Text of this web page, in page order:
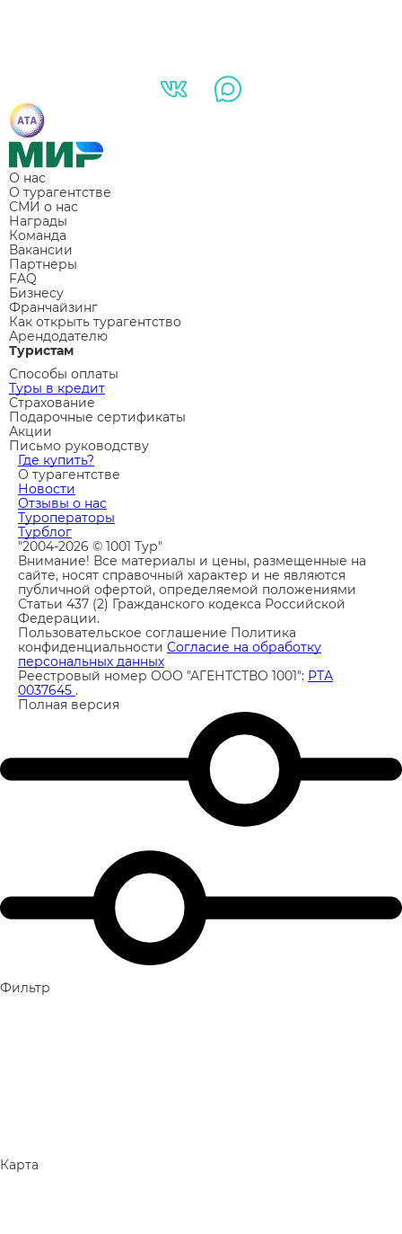
О нас
О турагентстве
СМИ о нас
Награды
Команда
Вакансии
Партнеры
FAQ
Бизнесу
Франчайзинг
Как открыть турагентство
Арендодателю
Туристам
Способы оплаты
Туры в кредит
Страхование
Подарочные сертификаты
Акции
Письмо руководству
Где купить?
О турагентстве
Новости
Отзывы о нас
Туроператоры
Турблог
"2004-2026 © 1001 Тур"
Внимание! Все материалы и цены, размещенные на
сайте, носят справочный характер и не являются
публичной офертой, определяемой положениями
Статьи 437 (2) Гражданского кодекса Российской
Федерации.
Пользовательское соглашение Политика
конфиденциальности Согласие на обработку
персональных данных
Реестровый номер ООО "АГЕНТСТВО 1001": РТА
0037645 .
Полная версия
Фильтр
Карта